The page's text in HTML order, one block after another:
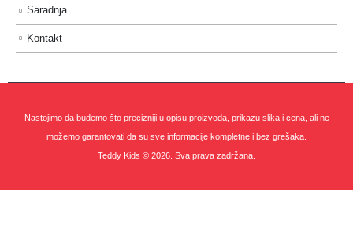
Saradnja
Kontakt
Nastojimo da budemo što precizniji u opisu proizvoda, prikazu slika i cena, ali ne
možemo garantovati da su sve informacije kompletne i bez grešaka.
Teddy Kids © 2026. Sva prava zadržana.